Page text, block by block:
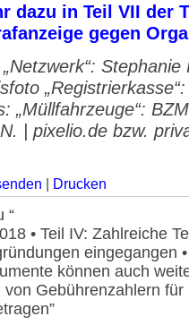
dazu in Teil VII der
gegen
„Müllfahrzeuge“:
| pixelio.de bzw.
Drucken
“
• Teil IV: Zahlreiche
eingegangen •
können auch
von Gebührenzahlern